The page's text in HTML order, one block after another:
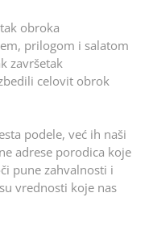
obroka
prilogom i salatom
završetak
celovit obrok
podele, već ih naši
adrese porodica koje
pune zahvalnosti i
vrednosti koje nas